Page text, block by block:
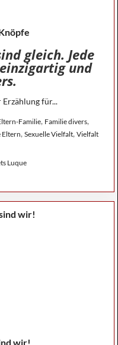
gleich. Jede
und
Erzählung für...
Familie, Familie divers,
Eltern, Sexuelle Vielfalt, Vielfalt
Luque
wir!